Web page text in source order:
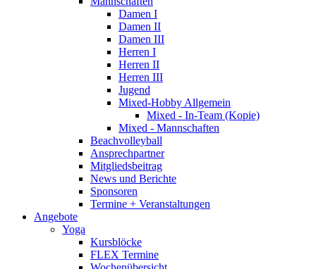
Damen I
Damen II
Damen III
Herren I
Herren II
Herren III
Jugend
Mixed-Hobby Allgemein
Mixed - In-Team (Kopie)
Mixed - Mannschaften
Beachvolleyball
Ansprechpartner
Mitgliedsbeitrag
News und Berichte
Sponsoren
Termine + Veranstaltungen
Angebote
Yoga
Kursblöcke
FLEX Termine